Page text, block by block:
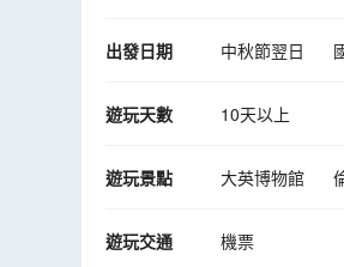
出發日期 中秋節翌日
遊玩天數 10天以上
遊玩景點 大英博物館
斯卡拉歌劇院
遊玩交通 機票